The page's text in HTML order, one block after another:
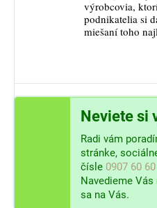
výrobcovia,
podnikatelia si
miešaní toho
Neviete si
Radi vám
stránke,
čísle 0907 60
Navedieme
sa na Vás.